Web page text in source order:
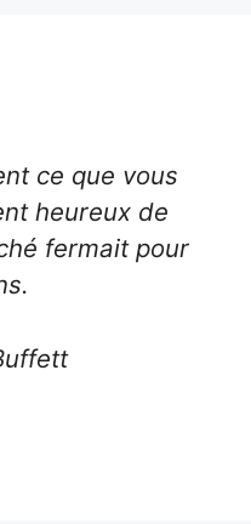
ce que vous
heureux de
fermait pour